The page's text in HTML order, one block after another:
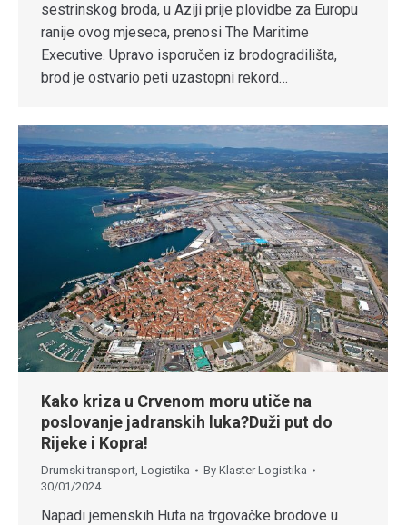
sestrinskog broda, u Aziji prije plovidbe za Europu
ranije ovog mjeseca, prenosi The Maritime
Executive. Upravo isporučen iz brodogradilišta,
brod je ostvario peti uzastopni rekord…
Kako kriza u Crvenom moru utiče na
poslovanje jadranskih luka?Duži put do
Rijeke i Kopra!
Drumski transport Logistika By Klaster Logistika
30/01/2024
Napadi jemenskih Huta na trgovačke brodove u